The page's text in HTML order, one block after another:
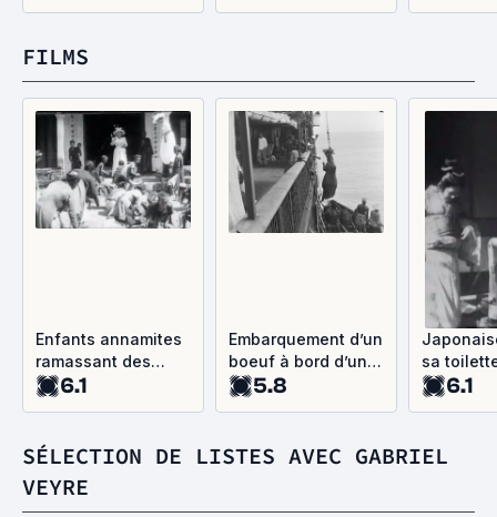
FILMS
Enfants annamites
ramassant des
sapèques devant la
6.1
Embarquement d’un
boeuf à bord d’un
navire
5.8
sa
6.1
SÉLECTION DE LISTES AVEC GABRIEL
VEYRE